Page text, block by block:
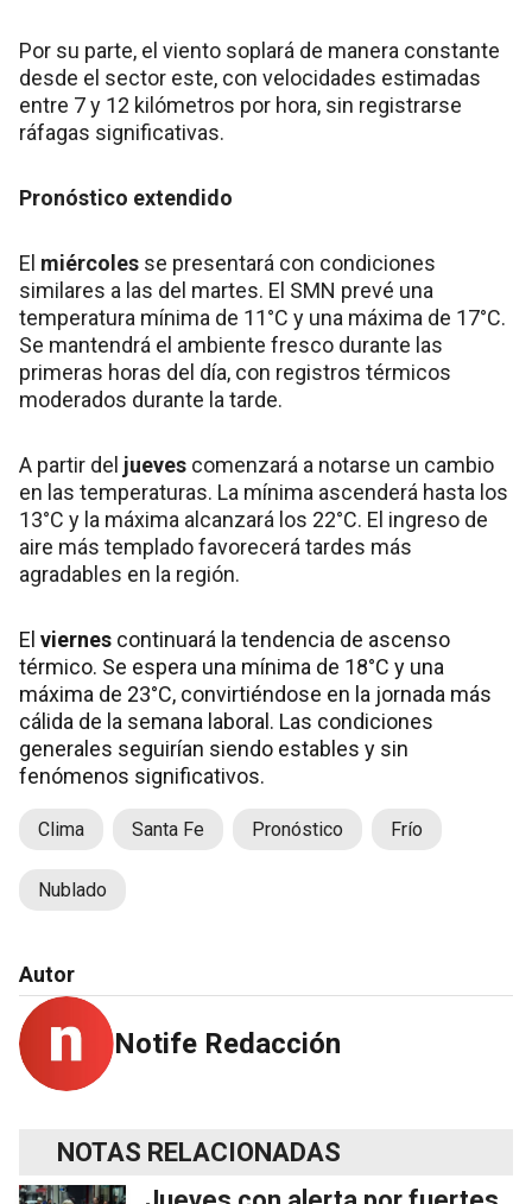
Por su parte, el viento soplará de manera constante
desde el sector este, con velocidades estimadas
entre 7 y 12 kilómetros por hora, sin registrarse
ráfagas significativas.
Pronóstico extendido
El miércoles se presentará con condiciones
similares a las del martes. El SMN prevé una
temperatura mínima de 11°C y una máxima de 17°C.
Se mantendrá el ambiente fresco durante las
primeras horas del día, con registros térmicos
moderados durante la tarde.
A partir del jueves comenzará a notarse un cambio
en las temperaturas. La mínima ascenderá hasta los
13°C y la máxima alcanzará los 22°C. El ingreso de
aire más templado favorecerá tardes más
agradables en la región.
El viernes continuará la tendencia de ascenso
térmico. Se espera una mínima de 18°C y una
máxima de 23°C, convirtiéndose en la jornada más
cálida de la semana laboral. Las condiciones
generales seguirían siendo estables y sin
fenómenos significativos.
Clima Santa Fe Pronóstico Frío
Nublado
Autor
Notife Redacción
NOTAS RELACIONADAS